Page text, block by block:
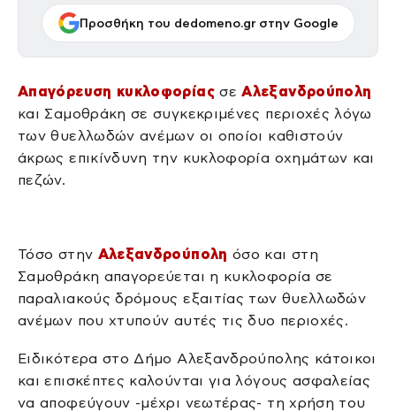
Προσθήκη του dedomeno.gr στην Google
Απαγόρευση κυκλοφορίαςσεΑλεξανδρούπολη
και Σαμοθράκη σε συγκεκριμένες περιοχές λόγω
των θυελλωδών ανέμων οι οποίοι καθιστούν
άκρως επικίνδυνη την κυκλοφορία οχημάτων και
πεζών.
Τόσο στην Αλεξανδρούπολη όσο και στη
Σαμοθράκη απαγορεύεται η κυκλοφορία σε
παραλιακούς δρόμους εξαιτίας των θυελλωδών
ανέμων που χτυπούν αυτές τις δυο περιοχές.
Ειδικότερα στο Δήμο Αλεξανδρούπολης κάτοικοι
και επισκέπτες καλούνται για λόγους ασφαλείας
να αποφεύγουν -μέχρι νεωτέρας- τη χρήση του